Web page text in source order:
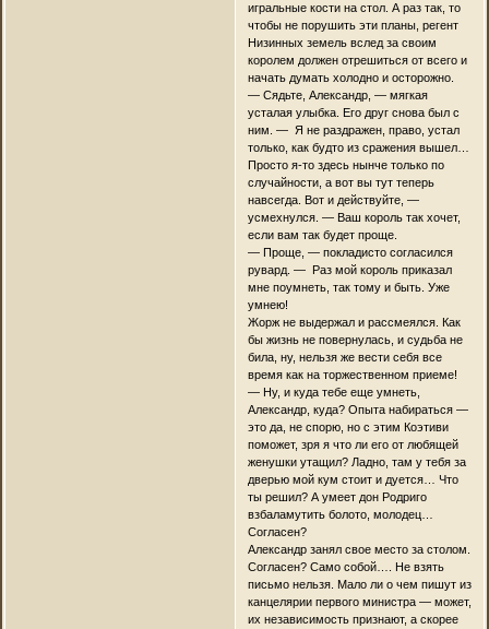
игральные кости на стол. А раз так, то
чтобы не порушить эти планы, регент
Низинных земель вслед за своим
королем должен отрешиться от всего и
начать думать холодно и осторожно.
— Сядьте, Александр, — мягкая
усталая улыбка. Его друг снова был с
ним. — Я не раздражен, право, устал
только, как будто из сражения вышел…
Просто я-то здесь нынче только по
случайности, а вот вы тут теперь
навсегда. Вот и действуйте, —
усмехнулся. — Ваш король так хочет,
если вам так будет проще.
— Проще, — покладисто согласился
рувард. — Раз мой король приказал
мне поумнеть, так тому и быть. Уже
умнею!
Жорж не выдержал и рассмеялся. Как
бы жизнь не повернулась, и судьба не
била, ну, нельзя же вести себя все
время как на торжественном приеме!
— Ну, и куда тебе еще умнеть,
Александр, куда? Опыта набираться —
это да, не спорю, но с этим Коэтиви
поможет, зря я что ли его от любящей
женушки утащил? Ладно, там у тебя за
дверью мой кум стоит и дуется… Что
ты решил? А умеет дон Родриго
взбаламутить болото, молодец…
Согласен?
Александр занял свое место за столом.
Согласен? Само собой…. Не взять
письмо нельзя. Мало ли о чем пишут из
канцелярии первого министра — может,
их независимость признают, а скорее